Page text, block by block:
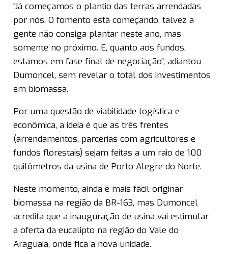
“Já começamos o plantio das terras arrendadas
por nós. O fomento está começando, talvez a
gente não consiga plantar neste ano, mas
somente no próximo. E, quanto aos fundos,
estamos em fase final de negociação”, adiantou
Dumoncel, sem revelar o total dos investimentos
em biomassa.
Por uma questão de viabilidade logística e
econômica, a ideia é que as três frentes
(arrendamentos, parcerias com agricultores e
fundos florestais) sejam feitas a um raio de 100
quilômetros da usina de Porto Alegre do Norte.
Neste momento, ainda é mais fácil originar
biomassa na região da BR-163, mas Dumoncel
acredita que a inauguração de usina vai estimular
a oferta da eucalipto na região do Vale do
Araguaia, onde fica a nova unidade.